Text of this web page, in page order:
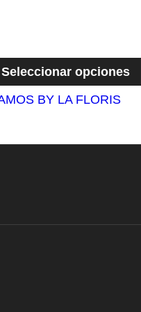
Seleccionar opciones
BY LA FLORIS